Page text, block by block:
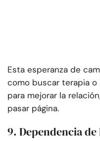
Esta esperanza de
como buscar terapia
para mejorar la
pasar página.
9. Dependencia